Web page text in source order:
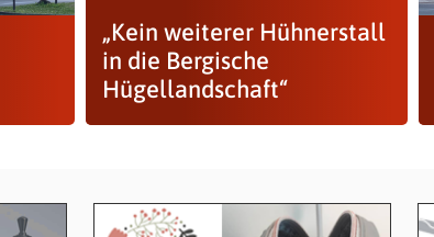
„Kein weiterer Hühnerstall
in die Bergische
Hügellandschaft“